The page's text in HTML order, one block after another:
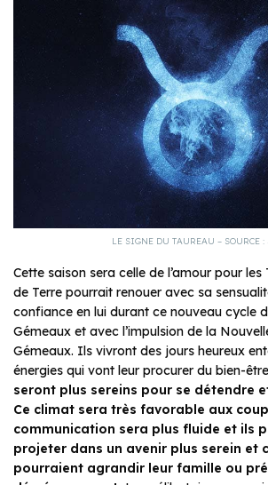
LE SIGNE DU TAUREAU – SOURCE :
Cette saison sera celle de l’amour pour les
de Terre pourrait renouer avec sa
confiance en lui durant ce nouveau cycle
Gémeaux et avec l’impulsion de la
Gémeaux. Ils vivront des jours heureux
énergies qui vont leur procurer du bien-
seront plus sereins pour se détendre
Ce climat sera très favorable aux
communication sera plus fluide et ils
projeter dans un avenir plus serein et
pourraient agrandir leur famille ou